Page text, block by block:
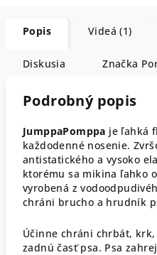
Popis Videá (1)
Diskusia Značka
Podrobný popis
JumppaPomppa je ľahká
každodenné nosenie.
antistatického a vysoko
ktorému sa mikina ľahko
vyrobená z
chráni brucho a hrudník
Účinne chráni chrbát,
zadnú časť psa. Psa